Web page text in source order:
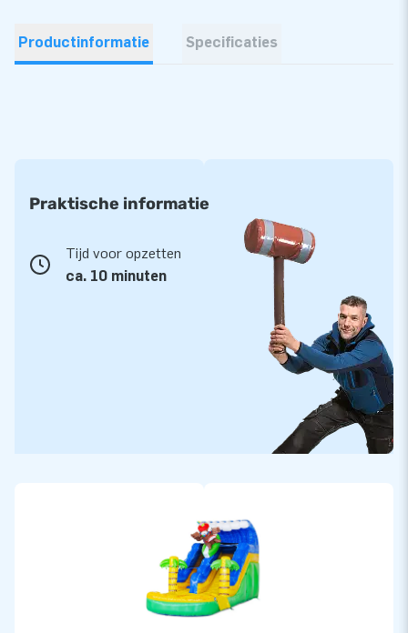
Productinformatie Specificaties
Praktische informatie
Tijd voor opzetten
ca. 10 minuten